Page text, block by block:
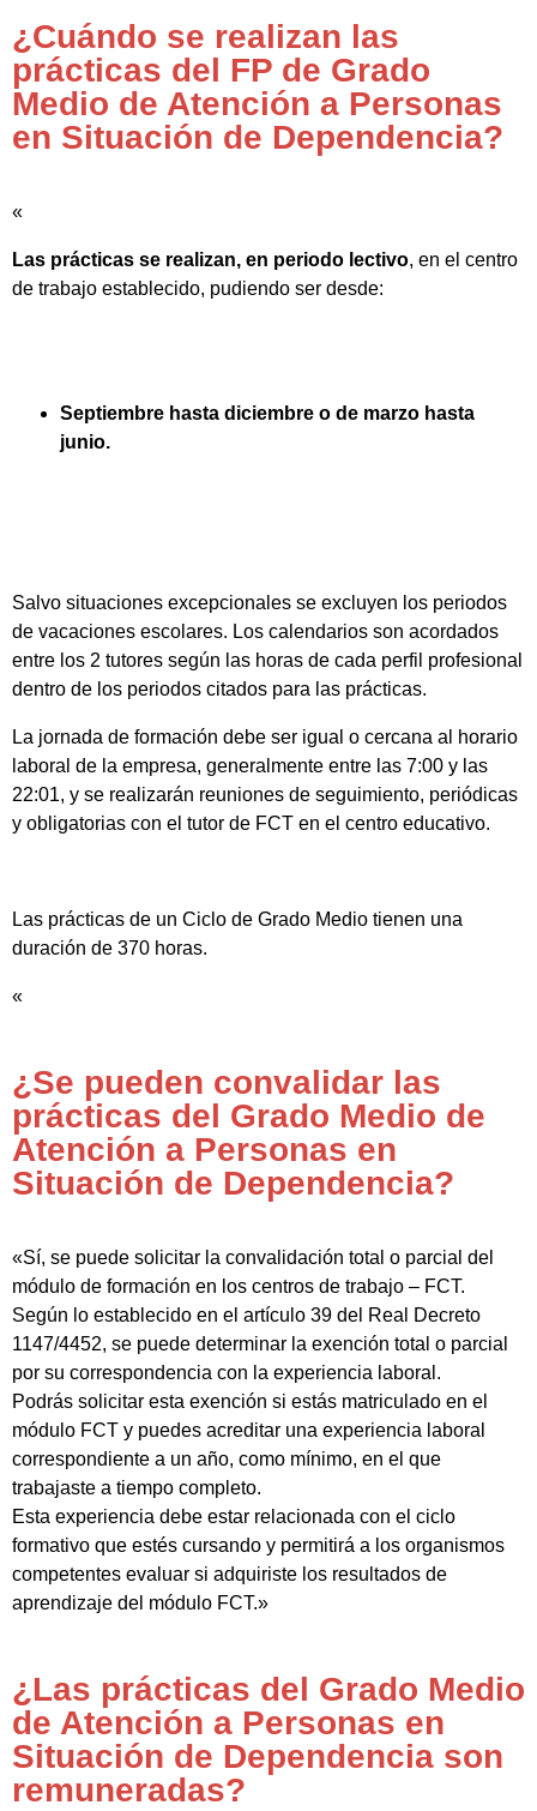
¿Cuándo se realizan las
prácticas del FP de Grado
Medio de Atención a Personas
en Situación de Dependencia?
«
Las prácticas se realizan, en periodo lectivo, en el centro
de trabajo establecido, pudiendo ser desde:
Septiembre hasta diciembre o de marzo hasta
junio.
Salvo situaciones excepcionales se excluyen los periodos
de vacaciones escolares. Los calendarios son acordados
entre los 2 tutores según las horas de cada perfil profesional
dentro de los periodos citados para las prácticas.
La jornada de formación debe ser igual o cercana al horario
laboral de la empresa, generalmente entre las 7:00 y las
22:01, y se realizarán reuniones de seguimiento, periódicas
y obligatorias con el tutor de FCT en el centro educativo.
Las prácticas de un Ciclo de Grado Medio tienen una
duración de 370 horas.
«
¿Se pueden convalidar las
prácticas del Grado Medio de
Atención a Personas en
Situación de Dependencia?
«Sí, se puede solicitar la convalidación total o parcial del
módulo de formación en los centros de trabajo – FCT.
Según lo establecido en el artículo 39 del Real Decreto
1147/4452, se puede determinar la exención total o parcial
por su correspondencia con la experiencia laboral.
Podrás solicitar esta exención si estás matriculado en el
módulo FCT y puedes acreditar una experiencia laboral
correspondiente a un año, como mínimo, en el que
trabajaste a tiempo completo.
Esta experiencia debe estar relacionada con el ciclo
formativo que estés cursando y permitirá a los organismos
competentes evaluar si adquiriste los resultados de
aprendizaje del módulo FCT.»
¿Las prácticas del Grado Medio
de Atención a Personas en
Situación de Dependencia son
remuneradas?